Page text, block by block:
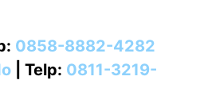
0858-8882-4282
| Telp: 0811-3219-